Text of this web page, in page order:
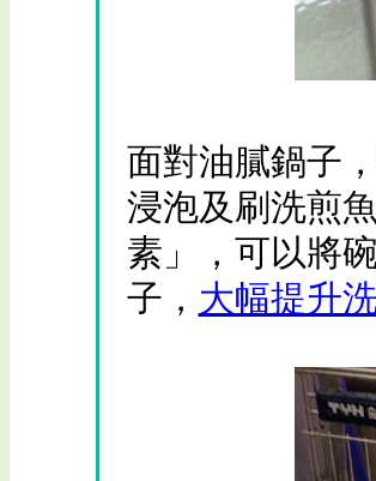
面對油膩鍋子
浸泡及刷洗煎
素」，可以將
子， 大幅提升